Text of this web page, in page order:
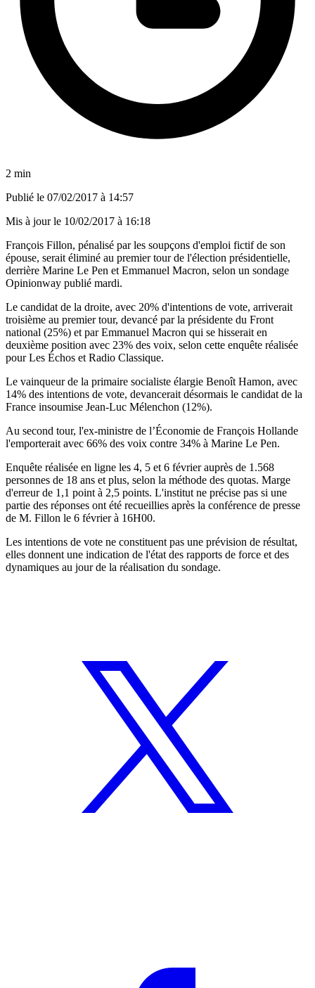
2 min
Publié le 07/02/2017 à 14:57
Mis à jour le 10/02/2017 à 16:18
François Fillon, pénalisé par les soupçons d'emploi fictif de son
épouse, serait éliminé au premier tour de l'élection présidentielle,
derrière Marine Le Pen et Emmanuel Macron, selon un sondage
Opinionway publié mardi.
Le candidat de la droite, avec 20% d'intentions de vote, arriverait
troisième au premier tour, devancé par la présidente du Front
national (25%) et par Emmanuel Macron qui se hisserait en
deuxième position avec 23% des voix, selon cette enquête réalisée
pour Les Échos et Radio Classique.
Le vainqueur de la primaire socialiste élargie Benoît Hamon, avec
14% des intentions de vote, devancerait désormais le candidat de la
France insoumise Jean-Luc Mélenchon (12%).
Au second tour, l'ex-ministre de l’Économie de François Hollande
l'emporterait avec 66% des voix contre 34% à Marine Le Pen.
Enquête réalisée en ligne les 4, 5 et 6 février auprès de 1.568
personnes de 18 ans et plus, selon la méthode des quotas. Marge
d'erreur de 1,1 point à 2,5 points. L'institut ne précise pas si une
partie des réponses ont été recueillies après la conférence de presse
de M. Fillon le 6 février à 16H00.
Les intentions de vote ne constituent pas une prévision de résultat,
elles donnent une indication de l'état des rapports de force et des
dynamiques au jour de la réalisation du sondage.